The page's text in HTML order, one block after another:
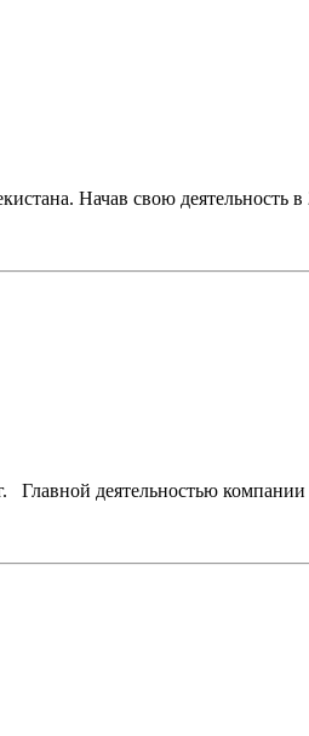
Начав свою деятельность
Главной деятельностью компании